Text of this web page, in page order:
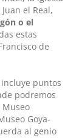
el Real,
o el
estas
de
puntos
podremos
Goya-
al genio